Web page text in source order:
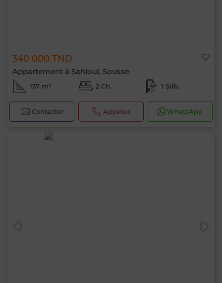
340 000 TND
Appartement à Sahloul, Sousse
137 m² 2 Ch. 1 Sdb.
Contacter Appelez WhatsApp